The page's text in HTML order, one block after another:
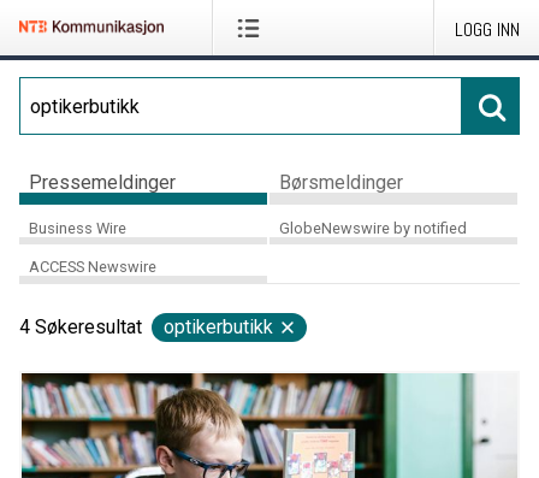
LOGG INN
Pressemeldinger Børsmeldinger
Business Wire GlobeNewswire by notified
ACCESS Newswire
4 Søkeresultat optikerbutikk